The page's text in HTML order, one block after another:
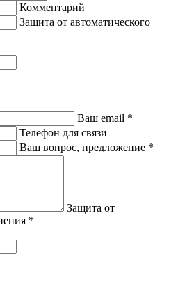
Комментарий
Защита от автоматического
Ваш email *
Телефон для связи
Ваш вопрос, предложение *
Защита от
*